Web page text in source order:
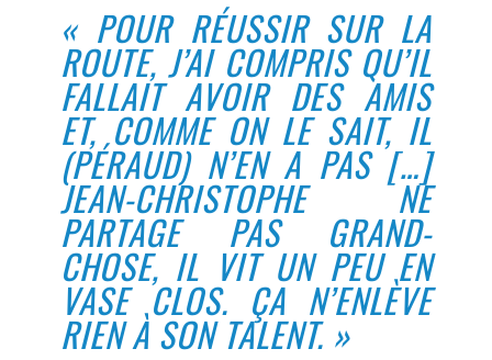
« POUR RÉUSSIR SUR LA
ROUTE, J’AI COMPRIS QU’IL
FALLAIT AVOIR DES AMIS
ET, COMME ON LE SAIT, IL
(PÉRAUD) N’EN A PAS […]
JEAN-CHRISTOPHE NE
PARTAGE PAS GRAND-
CHOSE, IL VIT UN PEU EN
VASE CLOS. ÇA N’ENLÈVE
RIEN À SON TALENT. »